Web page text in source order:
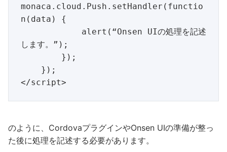
monaca.cloud.Push.setHandler(functio
n(data) {
します。”);
のように、CordovaプラグインやOnsen UIの準備が整っ
た後に処理を記述する必要があります。